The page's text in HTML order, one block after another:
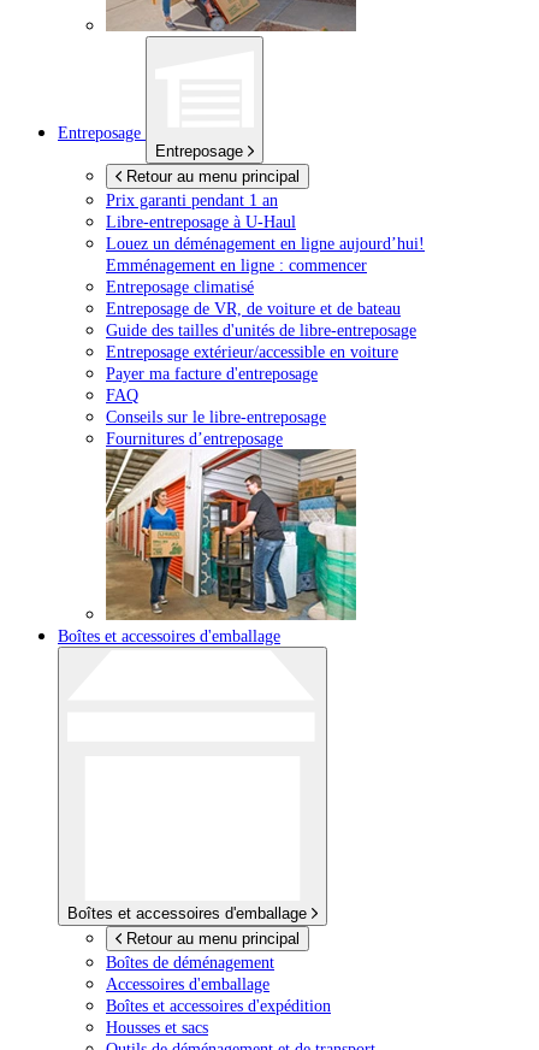
Entreposage
Entreposage
Retour au menu principal
Prix garanti pendant 1 an
Libre-entreposage à U-Haul
Louez un déménagement en ligne aujourd’hui!
Emménagement en ligne : commencer
Entreposage climatisé
Entreposage de VR, de voiture et de bateau
Guide des tailles d'unités de libre-entreposage
Entreposage extérieur/accessible en voiture
Payer ma facture d'entreposage
FAQ
Conseils sur le libre-entreposage
Fournitures d’entreposage
Boîtes et accessoires d'emballage
Boîtes et accessoires d'emballage
Retour au menu principal
Boîtes de déménagement
Accessoires d'emballage
Boîtes et accessoires d'expédition
Housses et sacs